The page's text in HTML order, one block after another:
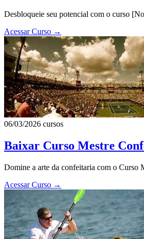
Desbloqueie seu potencial com o curso
Acessar Curso →
06/03/2026 cursos
Baixar Curso Mestre
Domine a arte da confeitaria com o Curso
Acessar Curso →